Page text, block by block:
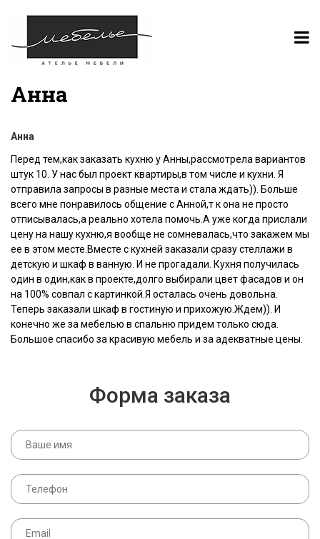
Анна
Анна
Перед тем,как заказать кухню у Анны,рассмотрела вариантов
штук 10. У нас был проект квартиры,в том числе и кухни. Я
отправила запросы в разные места и стала ждать)). Больше
всего мне понравилось общение с Анной,т к она не просто
отписывалась,а реально хотела помочь.А уже когда прислали
цену на нашу кухню,я вообще не сомневалась,что закажем мы
ее в этом месте.Вместе с кухней заказали сразу стеллажи в
детскую и шкаф в ванную. И не прогадали. Кухня получилась
один в один,как в проекте,долго выбирали цвет фасадов и он
на 100% совпал с картинкой.Я осталась очень довольна.
Теперь заказали шкаф в гостиную и прихожую.Ждем)). И
конечно же за мебелью в спальню придем только сюда.
Большое спасибо за красивую мебель и за адекватные цены.
Форма заказа